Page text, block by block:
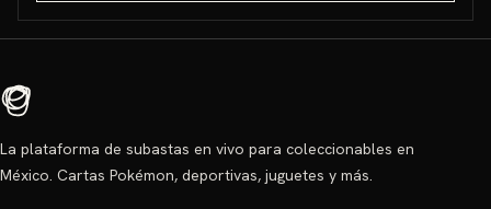
La plataforma de subastas en vivo para coleccionables en
México. Cartas Pokémon, deportivas, juguetes y más.